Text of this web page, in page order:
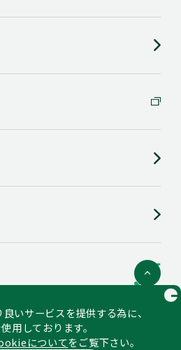
いサービスを提供する為に、
用しております。
についてをご覧下さい。
ートメント
利用規約）
ウント一覧・ポリシー